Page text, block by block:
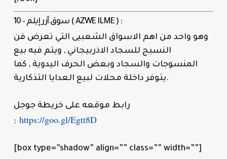
10 – سوق أزر إيلم ( AZWE ILME ) :
وهو واحد من اهم الاسواق الشعبيى التي تعرض فن
النسيج للسجاد الاذربيجاني , ويتم فيه بيع
المنسوجات والسجاد وبعض الحرف اليدوية , كما
يتوفر داخلة محلات لبيع العدايا التذكارية.
رابط موقعه على خريطة جوجل
: https://goo.gl/Egtt8D
[box type=”shadow” align=”” class=”” width=””]